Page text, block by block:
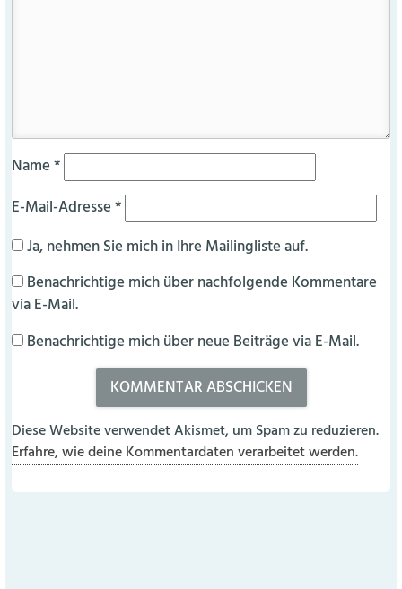
Name*
E-Mail-Adresse*
Ja, nehmen Sie mich in Ihre Mailingliste auf.
Benachrichtige mich über nachfolgende Kommentare
via E-Mail.
Benachrichtige mich über neue Beiträge via E-Mail.
Diese Website verwendet Akismet, um Spam zu reduzieren.
Erfahre, wie deine Kommentardaten verarbeitet werden.